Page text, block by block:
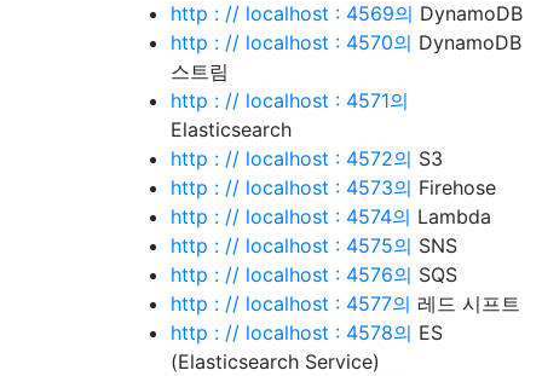
http : // localhost : 4569의 DynamoDB
http : // localhost : 4570의 DynamoDB
스트림
http : // localhost : 4571의
Elasticsearch
http : // localhost : 4572의 S3
http : // localhost : 4573의 Firehose
http : // localhost : 4574의 Lambda
http : // localhost : 4575의 SNS
http : // localhost : 4576의 SQS
http : // localhost : 4577의 레드 시프트
http : // localhost : 4578의 ES
(Elasticsearch Service)